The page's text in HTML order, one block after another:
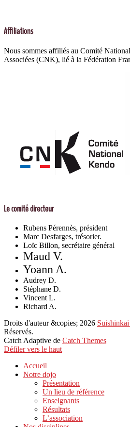
Affiliations
Nous sommes affiliés au Comité
Associées (CNK), lié à la Fédération
Le comité directeur
Rubens Pérennès, président
Marc Desfarges, trésorier.
Loïc Billon, secrétaire général
Maud V.
Yoann A.
Audrey D.
Stéphane D.
Vincent L.
Richard A.
Droits d'auteur &copies; 2026
Réservés.
Catch Adaptive de Catch Themes
Défiler vers le haut
Accueil
Notre dojo
Présentation
Un lieu de référence
Enseignants
Résultats
L’association